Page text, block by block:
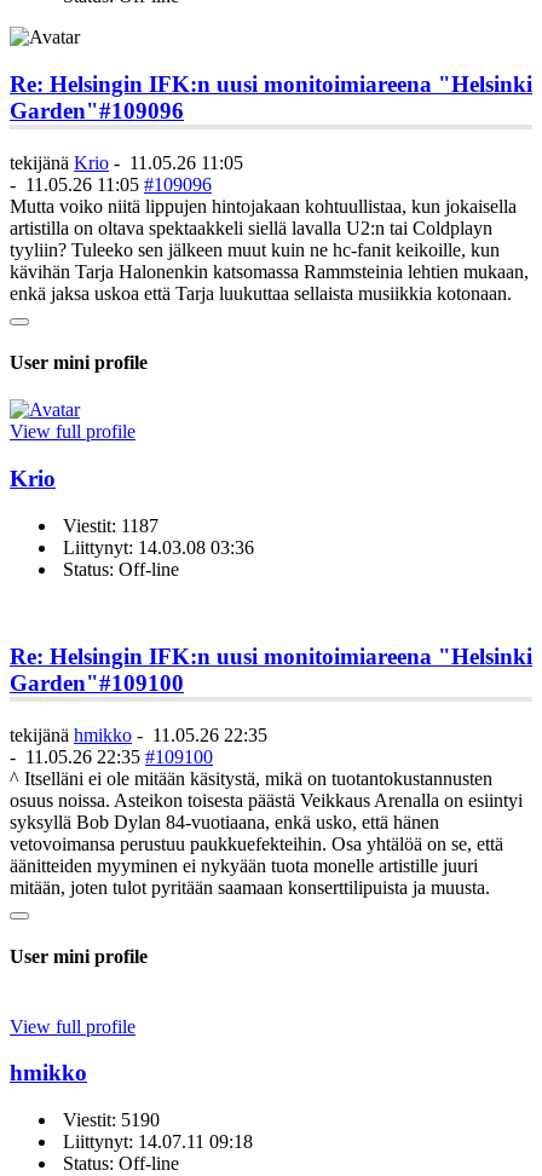
Re: Helsingin IFK:n uusi monitoimiareena "Helsinki
Garden"#109096
tekijänä Krio - 11.05.26 11:05
- 11.05.26 11:05 #109096
Mutta voiko niitä lippujen hintojakaan kohtuullistaa, kun jokaisella
artistilla on oltava spektaakkeli siellä lavalla U2:n tai Coldplayn
tyyliin? Tuleeko sen jälkeen muut kuin ne hc-fanit keikoille, kun
kävihän Tarja Halonenkin katsomassa Rammsteinia lehtien mukaan,
enkä jaksa uskoa että Tarja luukuttaa sellaista musiikkia kotonaan.
User mini profile
View full profile
Krio
Viestit: 1187
Liittynyt: 14.03.08 03:36
Status: Off-line
Re: Helsingin IFK:n uusi monitoimiareena "Helsinki
Garden"#109100
tekijänä hmikko - 11.05.26 22:35
- 11.05.26 22:35 #109100
^ Itselläni ei ole mitään käsitystä, mikä on tuotantokustannusten
osuus noissa. Asteikon toisesta päästä Veikkaus Arenalla on esiintyi
syksyllä Bob Dylan 84-vuotiaana, enkä usko, että hänen
vetovoimansa perustuu paukkuefekteihin. Osa yhtälöä on se, että
äänitteiden myyminen ei nykyään tuota monelle artistille juuri
mitään, joten tulot pyritään saamaan konserttilipuista ja muusta.
User mini profile
View full profile
hmikko
Viestit: 5190
Liittynyt: 14.07.11 09:18
Status: Off-line